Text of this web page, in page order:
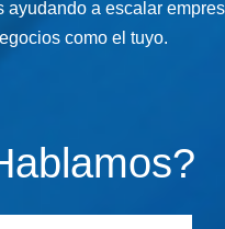
ayudando a escalar
como el tuyo.